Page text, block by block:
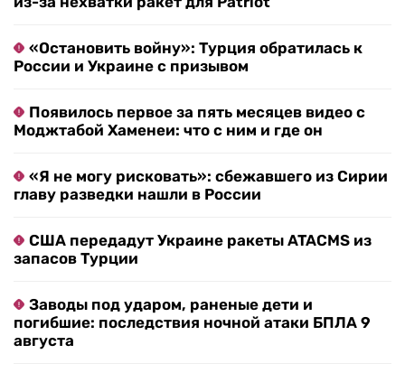
«Остановить войну»: Турция обратилась к
России и Украине с призывом
Появилось первое за пять месяцев видео с
Моджтабой Хаменеи: что с ним и где он
«Я не могу рисковать»: сбежавшего из Сирии
главу разведки нашли в России
США передадут Украине ракеты ATACMS из
запасов Турции
Заводы под ударом, раненые дети и
погибшие: последствия ночной атаки БПЛА 9
августа